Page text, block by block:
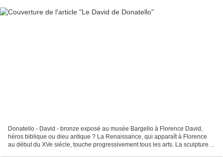
Donatello - David - bronze exposé au musée Bargello à Florence David,
héros biblique ou dieu antique ? La Renaissance, qui apparaît à Florence
au début du XVe siècle, touche progressivement tous les arts. La sculpture